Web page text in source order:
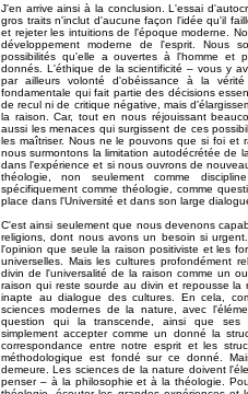
J'en arrive ainsi à la conclusion. L'essai
gros traits n'inclut d'aucune façon l'idée qu'il
et rejeter les intuitions de l'époque moderne.
développement moderne de l'esprit. Nous
possibilités qu'elle a ouvertes à l'homme et
donnés. L'éthique de la scientificité – vous y
par ailleurs volonté d'obéissance à la
fondamentale qui fait partie des décisions
de recul ni de critique négative, mais
la raison. Car, tout en nous réjouissant
aussi les menaces qui surgissent de ces
les maîtriser. Nous ne le pouvons que si foi et
nous surmontons la limitation autodécrétée de
dans l'expérience et si nous ouvrons de
théologie, non seulement comme
spécifiquement comme théologie, comme
place dans l'Université et dans son large
C'est ainsi seulement que nous devenons
religions, dont nous avons un besoin si
l'opinion que seule la raison positiviste et les
universelles. Mais les cultures profondément
divin de l'universalité de la raison comme un
raison qui reste sourde au divin et repousse
inapte au dialogue des cultures. En cela,
sciences modernes de la nature, avec
question qui la transcende, ainsi que ses
simplement accepter comme un donné la
correspondance entre notre esprit et les
méthodologique est fondé sur ce donné.
demeure. Les sciences de la nature doivent
penser – à la philosophie et à la théologie.